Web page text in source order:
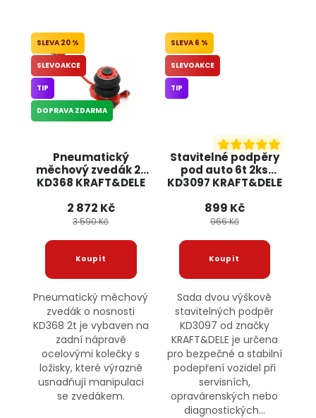
Pneumatický
měchový zvedák 2t
KD368 KRAFT&DELE
20 %
SLEVOAKCE
TIP
DOPRAVA ZDARMA
2 872 Kč
3 590 Kč
Pneumatický měchový
zvedák o nosnosti
KD368 2t je vybaven na
zadní nápravě
ocelovými kolečky s
ložisky, které výrazně
usnadňují manipulaci
se zvedákem.
Stavitelné podpěry
pod auto 6t 2ks
KD3097 KRAFT&DELE
6 %
SLEVOAKCE
TIP
899 Kč
966 Kč
Sada dvou výškově
stavitelných podpěr
KD3097 od značky
KRAFT&DELE je určena
pro bezpečné a stabilní
podepření vozidel při
servisních,
opravárenských nebo
diagnostických...